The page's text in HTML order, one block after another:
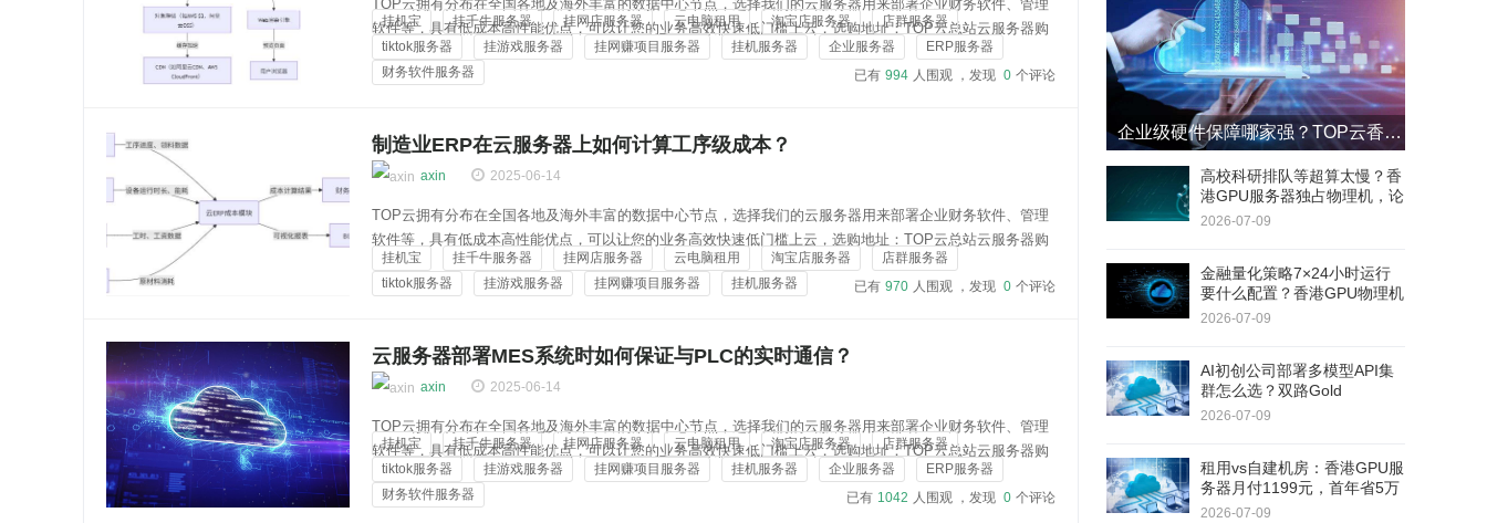
TOP云拥有分布在全国各地及海外丰富的数据中心节点，选择我们的云服务器用来部署企业财务软件、管理
软件等，具有低成本高性能优点，可以让您的业务高效快速低门槛上云，选购地址：TOP云总站云服务器购
买链接：https://topyun.vip/server/buy.htmlTOP云C站云服务器购买链接：https://c.topyun.vip/cart在云服务
器上...
挂机宝 挂千牛服务器 挂网店服务器 云电脑租用 淘宝店服务器
店群服务器
tiktok服务器
挂游戏服务器 挂网赚项目服务器 挂机服务器 企业服务器
ERP服务器
财务软件服务器
已有 994 人围观 ，发现 0 个评论
制造业ERP在云服务器上如何计算工序级成本？
axin 2025-06-14
TOP云拥有分布在全国各地及海外丰富的数据中心节点，选择我们的云服务器用来部署企业财务软件、管理
软件等，具有低成本高性能优点，可以让您的业务高效快速低门槛上云，选购地址：TOP云总站云服务器购
买链接：https://topyun.vip/server/buy.htmlTOP云C站云服务器购买链接：https://c.topyun.vip/cart在云服务
器上...
挂机宝 挂千牛服务器 挂网店服务器 云电脑租用 淘宝店服务器
店群服务器
tiktok服务器
挂游戏服务器 挂网赚项目服务器 挂机服务器 已有 970 人围观 ，发现 0 个评论
云服务器部署MES系统时如何保证与PLC的实时通信？
axin 2025-06-14
TOP云拥有分布在全国各地及海外丰富的数据中心节点，选择我们的云服务器用来部署企业财务软件、管理
软件等，具有低成本高性能优点，可以让您的业务高效快速低门槛上云，选购地址：TOP云总站云服务器购
买链接：https://topyun.vip/server/buy.htmlTOP云C站云服务器购买链接：https://c.topyun.vip/cart在云服务
器部...
挂机宝 挂千牛服务器 挂网店服务器 云电脑租用 淘宝店服务器
店群服务器
tiktok服务器
挂游戏服务器 挂网赚项目服务器 挂机服务器 企业服务器
ERP服务器
财务软件服务器
已有 1042 人围观 ，发现 0 个评论
企业级硬件保障哪家强？TOP云香港GPU服务器4小时响应+8小时更换SLA
高校科研排队等超算太慢？香
港GPU服务器独占物理机，论
文实验周期缩短60%
2026-07-09
金融量化策略7×24小时运行
要什么配置？香港GPU物理机
双路E5+RAID1，连续180天
2026-07-09
AI初创公司部署多模型API集
群怎么选？双路Gold
6138+RTX 5060Ti，40核80
2026-07-09
租用vs自建机房：香港GPU服
务器月付1199元，首年省5万
+不用自己修硬件
2026-07-09